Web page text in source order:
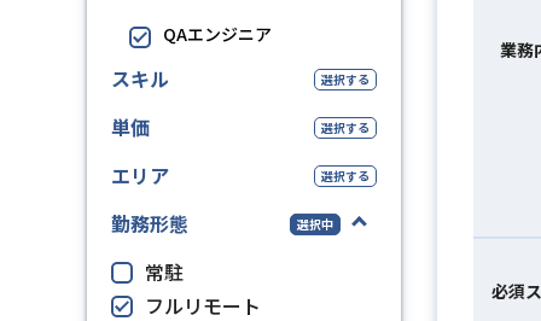
QAエンジニア
スキル 選択する
単価 選択する
エリア 選択する
勤務形態 選択中
常駐
フルリモート
業務
必須